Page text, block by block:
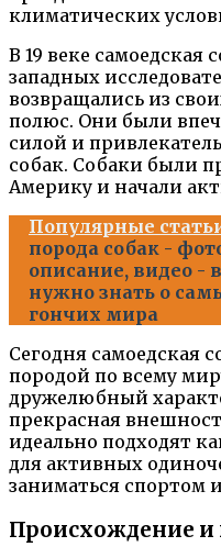
климатических
В 19 веке самоедская
западных
возвращались из
полюс. Они были
силой и
собак. Собаки были
Америку и начали
Популярные
порода собак -
описание, видео -
нужно знать о
гончих мира
Сегодня самоедская
породой по всему
дружелюбный
прекрасная
идеально подходят
для активных
заниматься спортом
Происхождение и